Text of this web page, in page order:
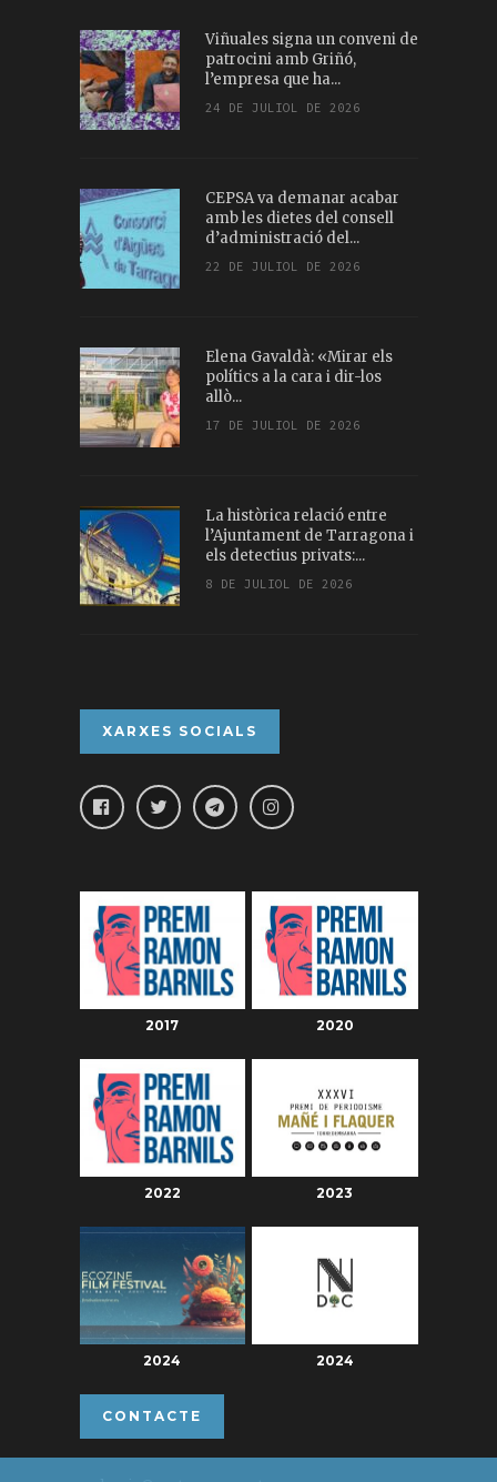
Viñuales signa un conveni de
patrocini amb Griñó,
l’empresa que ha...
24 DE JULIOL DE 2026
CEPSA va demanar acabar
amb les dietes del consell
d’administració del...
22 DE JULIOL DE 2026
Elena Gavaldà: «Mirar els
polítics a la cara i dir-los
allò...
17 DE JULIOL DE 2026
La històrica relació entre
l’Ajuntament de Tarragona i
els detectius privats:...
8 DE JULIOL DE 2026
XARXES SOCIALS
2017 2020
2022 2023
2024 2024
CONTACTE